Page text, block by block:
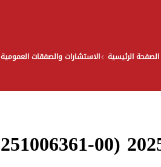
الصفحة الرئيسية الاستشارات والصفقات العمومية